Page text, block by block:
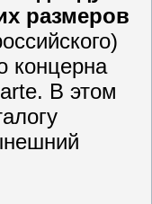
размеров
концерна
В этом